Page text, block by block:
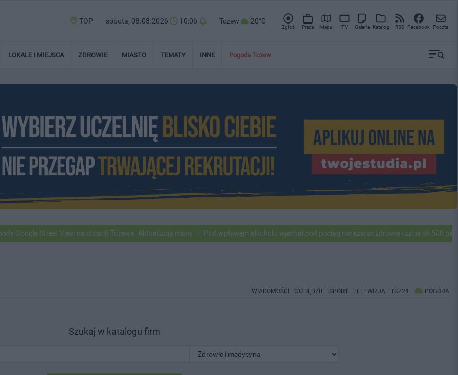
TOP sobota, 08.08.2026 10:06 Tczew 20°C
Zgłoś Praca Mapa TV Galeria Katalog RSS Facebook Poczta
LOKALE I MIEJSCA ZDROWIE MIASTO TEMATY INNE Pogoda Tczew
Street View na ulicach Tczewa. Aktualizują mapy Pod wpływem alkoholu wjechał pod pociąg narażając zdrowie i życie ok 500
WIADOMOŚCI CO BĘDZIE SPORT TELEWIZJA TCZ24 POGODA
Szukaj w katalogu firm